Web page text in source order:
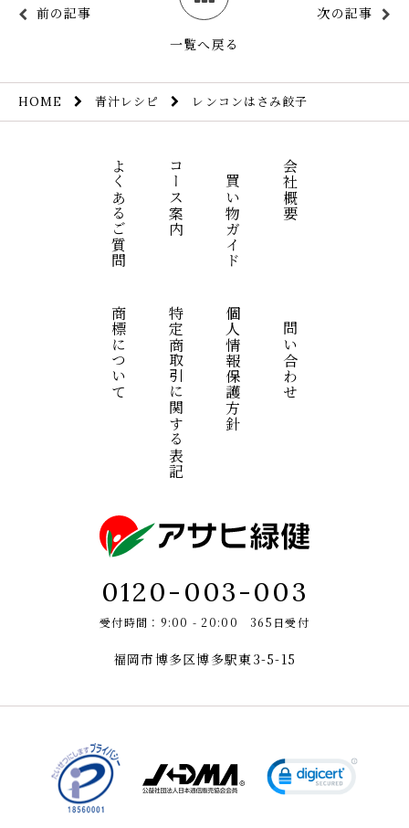
前の記事
一覧へ戻る
次の記事
HOME 青汁レシピ レンコンはさみ餃子
会社概要
お買い物ガイド
コース案内
よくあるご質問
お問い合わせ
個人情報保護方針
特定商取引に関する表記
商標について
0120-003-003
受付時間：9:00 - 20:00 365日受付
福岡市博多区博多駅東3-5-15